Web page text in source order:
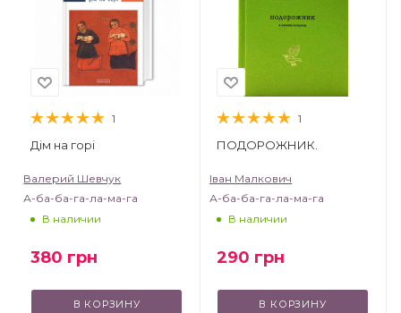
1
Дім на горі
Валерий Шевчук
А-ба-ба-га-ла-ма-га
В наличии
380 грн
В КОРЗИНУ
1
ПОДОРОЖНИК.
Іван Малкович
А-ба-ба-га-ла-ма-га
В наличии
290 грн
В КОРЗИНУ